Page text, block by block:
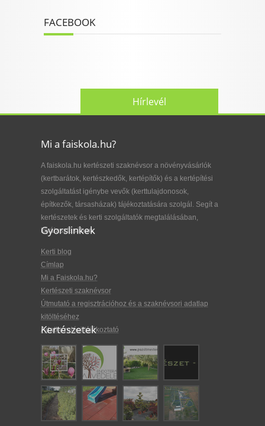
FACEBOOK
Hírlevél
Mi a faiskola.hu?
A faiskola.hu kertészeti szaknévsor a növényvásárlók
(kertbarátok, kertészkedők, kertépítők) és a kertépítési
szolgáltatást igénybe vevők (kerttulajdonosok,
építkezők, társasházak) tájékoztatására szolgál. Segít a
kertészetek és kerti szolgáltatók megtalálásában,
kiválasztásában.
Gyorslinkek
Kerti blog
Címlap
Mi a Faiskola.hu?
Kertészeti szaknévsor
Útmutató a regisztrációhoz és a szaknévsori adatlap
kitöltéséhez
Adatkezelési tájékoztató
Kertészetek